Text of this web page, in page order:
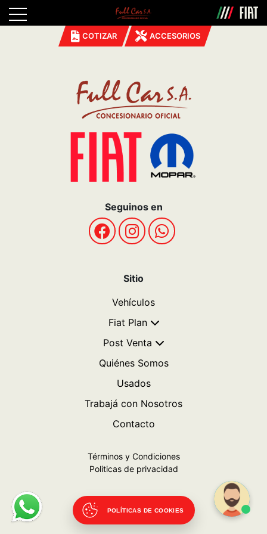
COTIZAR ACCESORIOS
Seguinos en
Sitio
Vehículos
Fiat Plan
Post Venta
Quiénes Somos
Usados
Trabajá con Nosotros
Contacto
Términos y Condiciones
Politicas de privacidad
POLÍTICAS DE COOKIES